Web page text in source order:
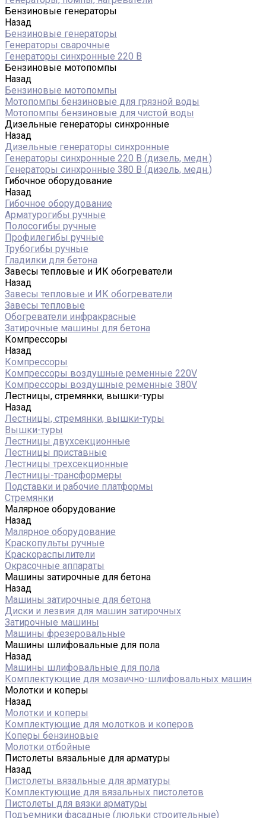
Бензиновые генераторы
Назад
Бензиновые генераторы
Генераторы сварочные
Генераторы синхронные 220 В
Бензиновые мотопомпы
Назад
Бензиновые мотопомпы
Мотопомпы бензиновые для грязной воды
Мотопомпы бензиновые для чистой воды
Дизельные генераторы синхронные
Назад
Дизельные генераторы синхронные
Генераторы синхронные 220 В (дизель, медн.)
Генераторы синхронные 380 В (дизель, медн.)
Гибочное оборудование
Назад
Гибочное оборудование
Арматурогибы ручные
Полосогибы ручные
Профилегибы ручные
Трубогибы ручные
Гладилки для бетона
Завесы тепловые и ИК обогреватели
Назад
Завесы тепловые и ИК обогреватели
Завесы тепловые
Обогреватели инфракрасные
Затирочные машины для бетона
Компрессоры
Назад
Компрессоры
Компрессоры воздушные ременные 220V
Компрессоры воздушные ременные 380V
Лестницы, стремянки, вышки-туры
Назад
Лестницы, стремянки, вышки-туры
Вышки-туры
Лестницы двухсекционные
Лестницы приставные
Лестницы трехсекционные
Лестницы-трансформеры
Подставки и рабочие платформы
Стремянки
Малярное оборудование
Назад
Малярное оборудование
Краскопульты ручные
Краскораспылители
Окрасочные аппараты
Машины затирочные для бетона
Назад
Машины затирочные для бетона
Диски и лезвия для машин затирочных
Затирочные машины
Машины фрезеровальные
Машины шлифовальные для пола
Назад
Машины шлифовальные для пола
Комплектующие для мозаично-шлифовальных машин
Молотки и коперы
Назад
Молотки и коперы
Комплектующие для молотков и коперов
Коперы бензиновые
Молотки отбойные
Пистолеты вязальные для арматуры
Назад
Пистолеты вязальные для арматуры
Комплектующие для вязальных пистолетов
Пистолеты для вязки арматуры
Подъемники фасадные (люльки строительные)